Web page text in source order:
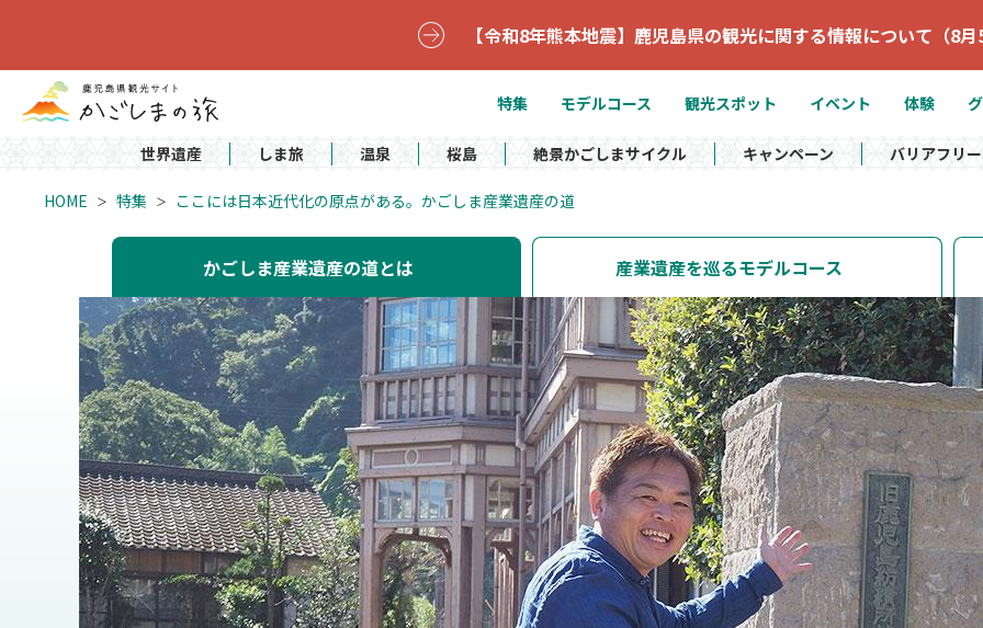
【令和8年熊本地震】鹿児島県の観光に関する情報について（8
特集 モデルコース 観光スポット イベント 体験
世界遺産 しま旅 温泉 桜島 絶景かごしまサイクル キャンペーン バリアフリー
HOME 特集 ここには日本近代化の原点がある。かごしま産業遺産の道
かごしま産業遺産の道とは 産業遺産を巡るモデルコース